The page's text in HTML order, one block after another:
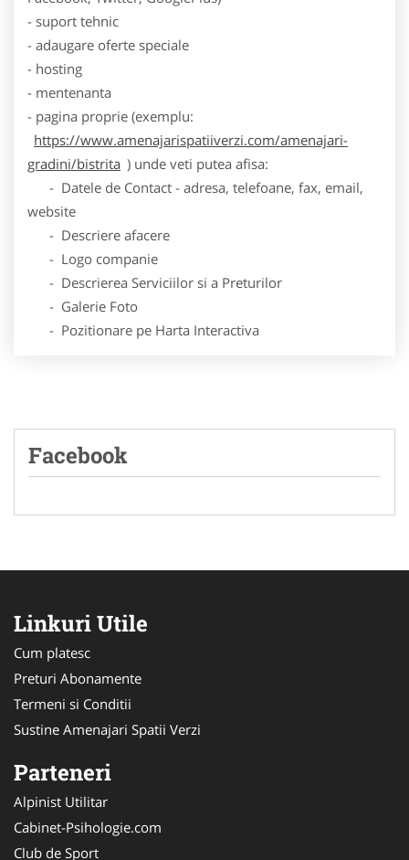
- suport tehnic
- adaugare oferte speciale
- hosting
- mentenanta
- pagina proprie (exemplu:
https://www.amenajarispatiiverzi.com/amenajari-
gradini/bistrita ) unde veti putea afisa:
- Datele de Contact - adresa, telefoane, fax, email,
website
- Descriere afacere
- Logo companie
- Descrierea Serviciilor si a Preturilor
- Galerie Foto
- Pozitionare pe Harta Interactiva
Facebook
Linkuri Utile
Cum platesc
Preturi Abonamente
Termeni si Conditii
Sustine Amenajari Spatii Verzi
Parteneri
Alpinist Utilitar
Cabinet-Psihologie.com
Club de Sport